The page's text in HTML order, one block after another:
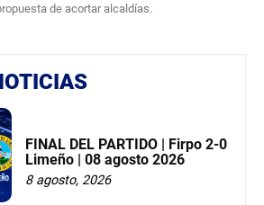
de acortar alcaldías.
FINAL DEL PARTIDO | Firpo 2-0
Limeño | 08 agosto 2026
8 agosto, 2026